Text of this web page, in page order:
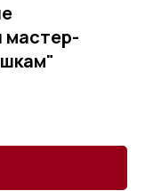
мастер-